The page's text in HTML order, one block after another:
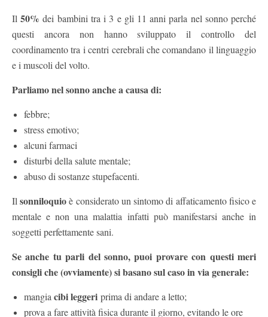
Il50% dei bambini tra i 3 e gli 11 anni parla nel sonno perché
questi ancora non hanno sviluppato il controllo del
coordinamento tra i centri cerebrali che comandano il linguaggio
e i muscoli del volto.
Parliamo nel sonno anche a causa di:
febbre;
stress emotivo;
alcuni farmaci
disturbi della salute mentale;
abuso di sostanze stupefacenti.
Ilsonniloquioè considerato un sintomo di affaticamento fisico e
mentale e non una malattia infatti può manifestarsi anche in
soggetti perfettamente sani.
Se anche tu parli del sonno, puoi provare con questi meri
consigli che (ovviamente) si basano sul caso in via generale:
mangia cibi leggeri prima di andare a letto;
prova a fare attività fisica durante il giorno, evitando le ore